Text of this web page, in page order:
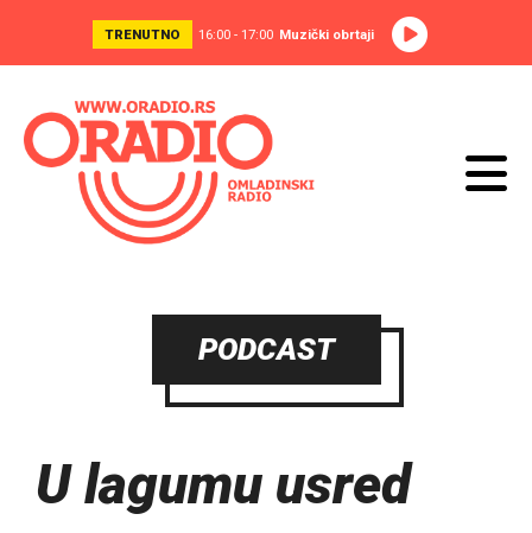
TRENUTNO 16:00 - 17:00 Muzički obrtaji
PODCAST
U lagumu usred